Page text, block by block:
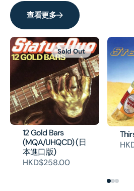
查看更多
12 Gold Bars
(MQA/UHQCD) (日
本進口版)
HKD$258.00
Sold Out